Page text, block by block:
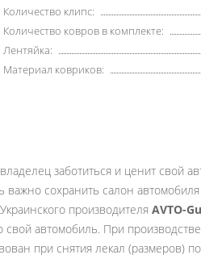
Количество клипс:
Количество ковров в комплекте:
Лентяйка:
Материал ковриков:
заботиться и ценит свой
важно сохранить салон
производителя AVTO-
автомобиль. При
при снятия лекал (размеров)